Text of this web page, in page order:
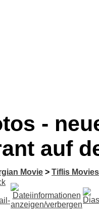
-
auf
Movie > Tiflis